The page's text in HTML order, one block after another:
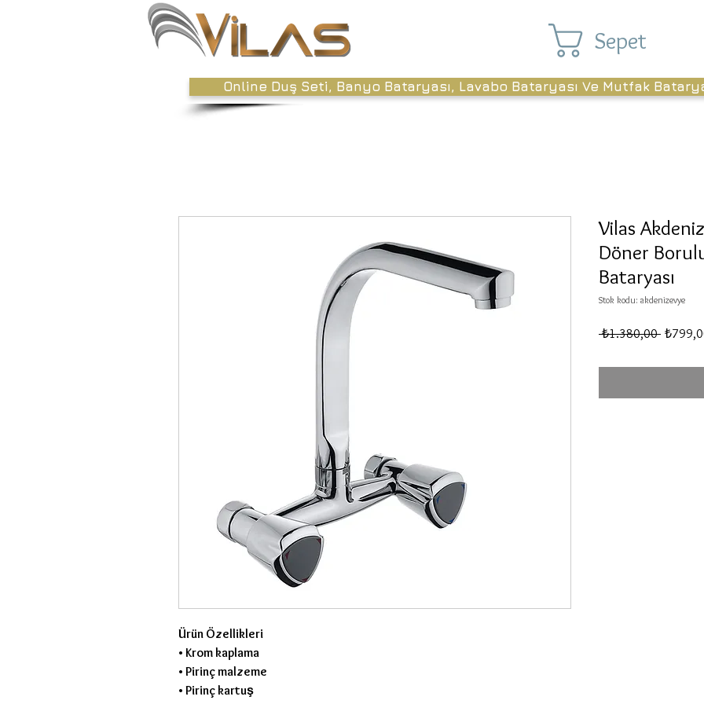
Sepet
Online Duş Seti, Banyo Bataryası, Lavabo Bataryası Ve Mutfak
Ürün Özellikleri
• Krom kaplama
• Pirinç malzeme
• Pirinç kartuş
Vilas
Döner
Bataryası
Stok kodu: akdenizevye
₺1.380,00 Normal